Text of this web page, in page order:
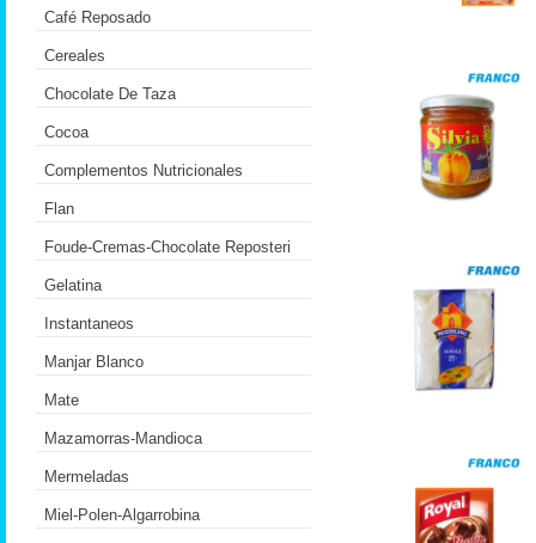
Café Reposado
Cereales
Chocolate De Taza
Cocoa
Complementos Nutricionales
Flan
Foude-Cremas-Chocolate Reposteri
Gelatina
Instantaneos
Manjar Blanco
Mate
Mazamorras-Mandioca
Mermeladas
Miel-Polen-Algarrobina